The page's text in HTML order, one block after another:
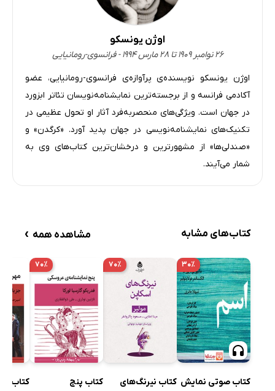
اوژن یونسکو
۲۶ نوامبر ۱۹۰۹ تا ۲۸ مارس ۱۹۹۴ - فرانسوی-رومانیایی
اوژن یونسکو نویسنده‌ی پرآوازه‌ی فرانسوی-رومانیایی، عضو
آکادمی فرانسه و از برجسته‌ترین نمایشنامه‌نویسان تئاتر ابزورد
در جهان است. ویژگی‌های منحصربه‌فرد آثار او تحول عظیمی در
تکنیک‌های نمایشنامه‌نویسی در جهان پدید آورد. «کرگدن» و
«صندلی‌ها» از مشهورترین و درخشان‌ترین کتاب‌های وی به
شمار می‌آیند.
کتاب‌های مشابه مشاهده همه ›
۳۰٪
کتاب صوتی نمایش
۷۰٪
کتاب نیرنگ‌های
۷۰٪
کتاب پنج
کتاب